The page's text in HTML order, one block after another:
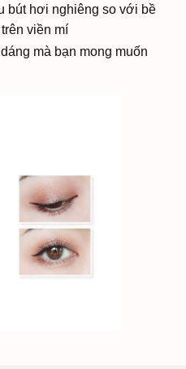
bút hơi nghiêng so với bề
viền mí
mà bạn mong muốn